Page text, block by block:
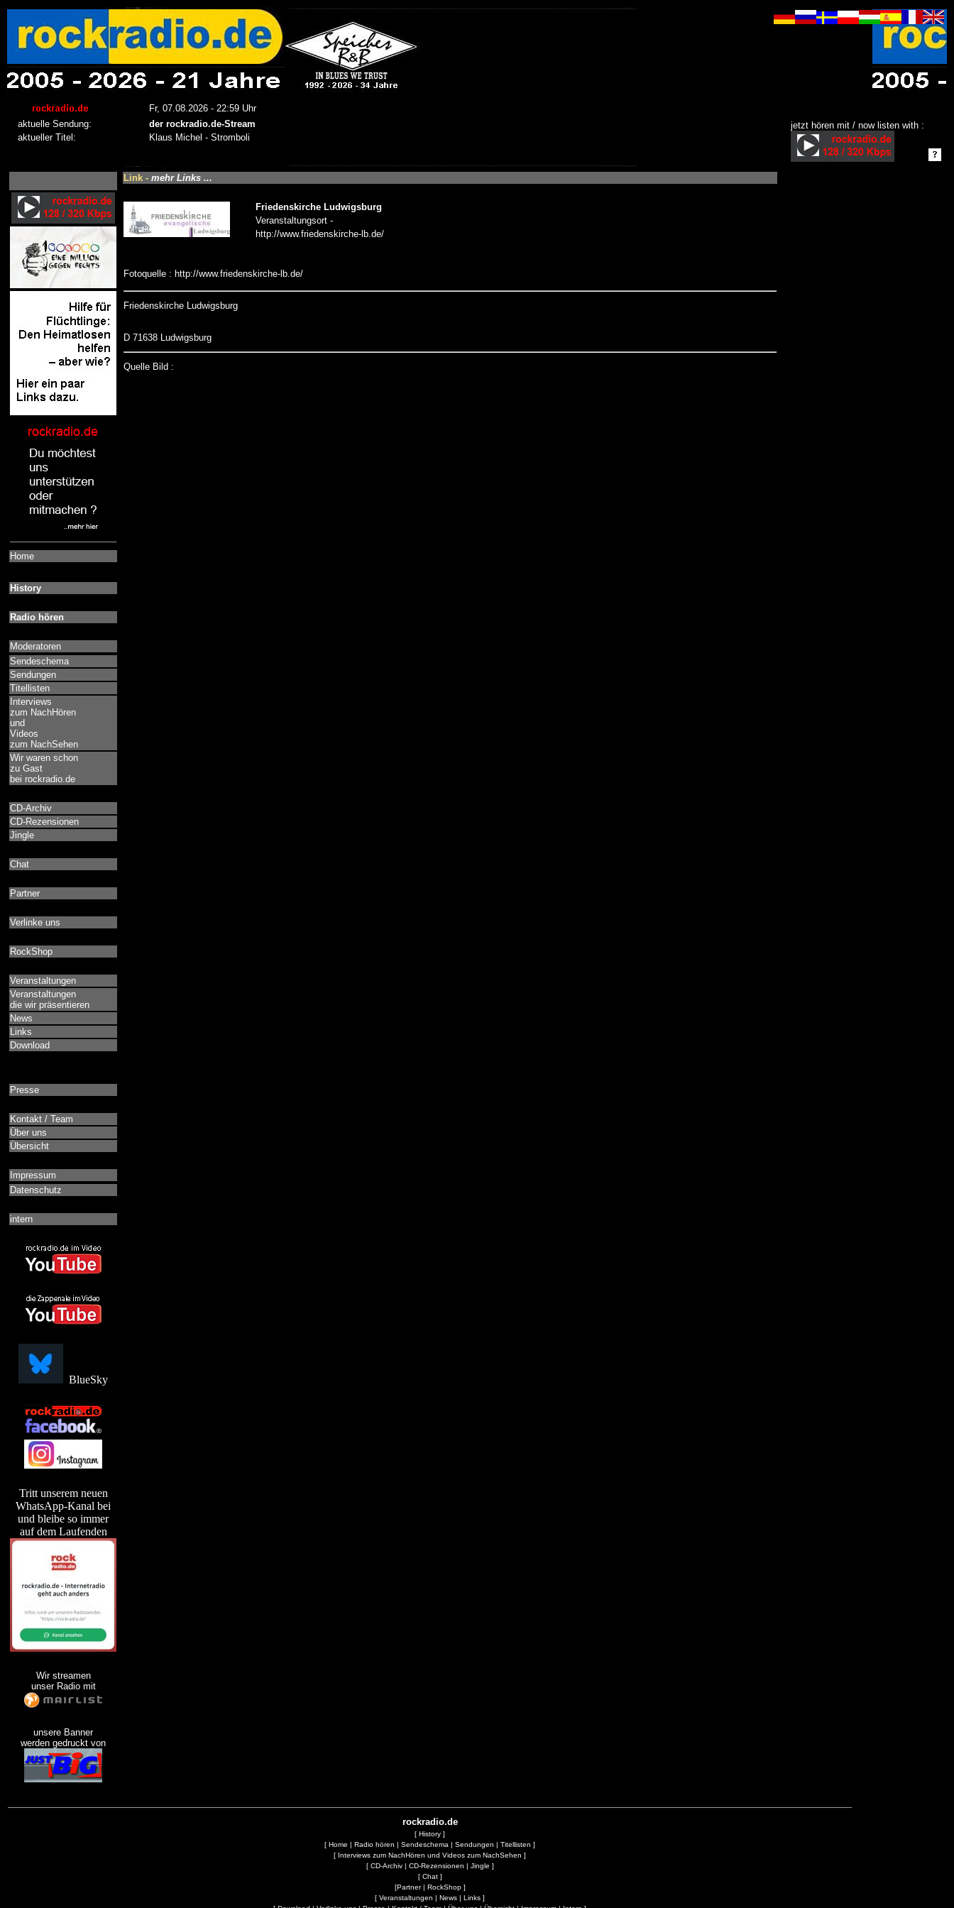
jetzt hören mit / now listen with :
Home
History
Radio hören
Moderatoren
Sendeschema
Sendungen
Titellisten
Interviews
zum NachHören
und
Videos
zum NachSehen
Wir waren schon
zu Gast
bei rockradio.de
CD-Archiv
CD-Rezensionen
Jingle
Chat
Partner
Verlinke uns
RockShop
Veranstaltungen
Veranstaltungen
die wir präsentieren
News
Links
Download
Presse
Kontakt / Team
Über uns
Übersicht
Impressum
Datenschutz
intern
BlueSky
Tritt unserem neuen
WhatsApp-Kanal bei
und bleibe so immer
auf dem Laufenden
Wir streamen
unser Radio mit
unsere Banner
werden gedruckt von
Link - mehr Links ...
Friedenskirche Ludwigsburg
Veranstaltungsort -
http://www.friedenskirche-lb.de/
Fotoquelle : http://www.friedenskirche-lb.de/
Friedenskirche Ludwigsburg
D 71638 Ludwigsburg
Quelle Bild :
rockradio.de
[ History ]
[ Home | Radio hören | Sendeschema | Sendungen | Titellisten ]
[ Interviews zum NachHören und Videos zum NachSehen ]
[ CD-Archiv| CD-Rezensionen | Jingle ]
[ Chat]
[Partner| RockShop]
[ Veranstaltungen | News | Links ]